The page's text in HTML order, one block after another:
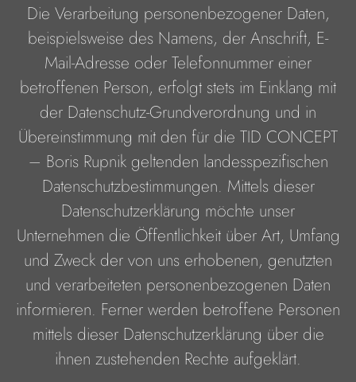
Die Verarbeitung personenbezogener Daten,
beispielsweise des Namens, der Anschrift, E-
Mail-Adresse oder Telefonnummer einer
betroffenen Person, erfolgt stets im Einklang mit
der Datenschutz-Grundverordnung und in
Übereinstimmung mit den für die TID CONCEPT
– Boris Rupnik geltenden landesspezifischen
Datenschutzbestimmungen. Mittels dieser
Datenschutzerklärung möchte unser
Unternehmen die Öffentlichkeit über Art, Umfang
und Zweck der von uns erhobenen, genutzten
und verarbeiteten personenbezogenen Daten
informieren. Ferner werden betroffene Personen
mittels dieser Datenschutzerklärung über die
ihnen zustehenden Rechte aufgeklärt.